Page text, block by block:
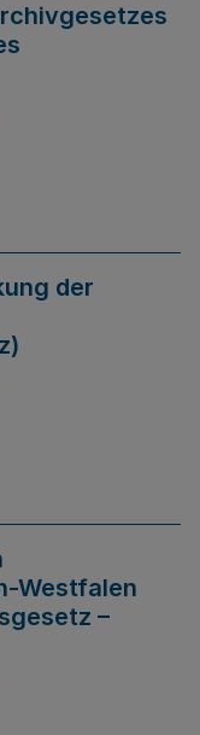
der
Westfalen
–